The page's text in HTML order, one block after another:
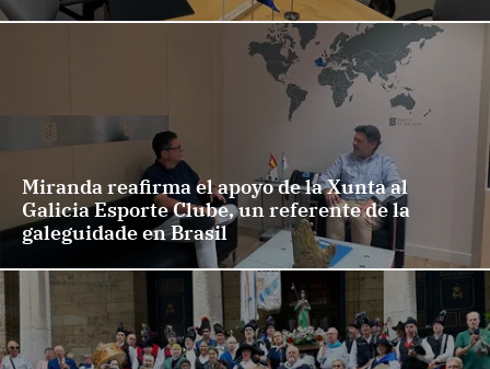
Miranda reafirma el apoyo de la Xunta al
Galicia Esporte Clube, un referente de la
galeguidade en Brasil